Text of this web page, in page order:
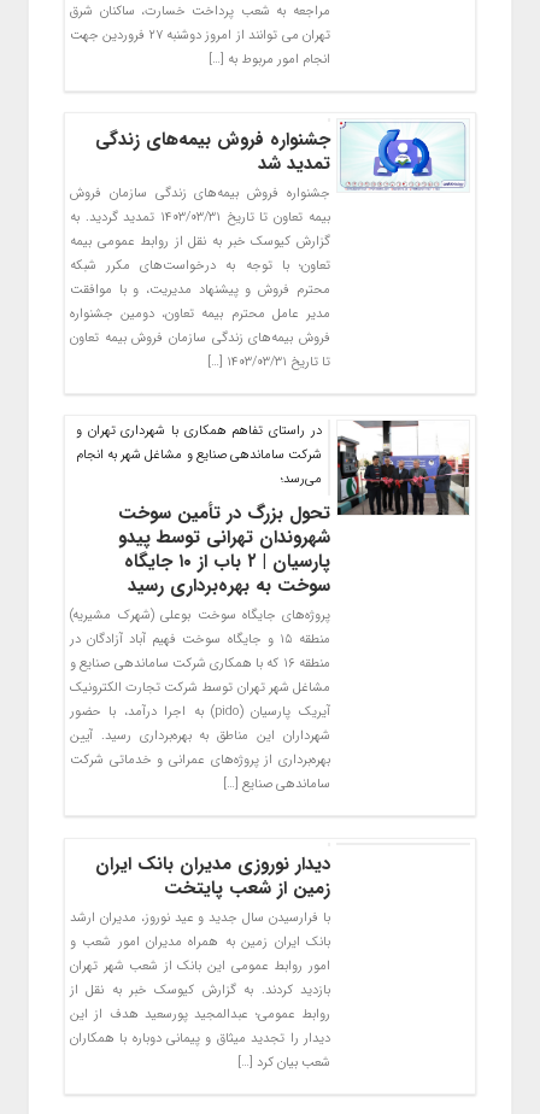
مراجعه به شعب پرداخت خسارت، ساکنان شرق
تهران می توانند از امروز دوشنبه ۲۷ فروردین جهت
انجام امور مربوط به […]
جشنواره فروش بیمه‌‌های زندگی
تمدید شد
جشنواره فروش بیمه‌های زندگی سازمان فروش
بیمه تعاون تا تاریخ ١۴٠٣/٠٣/٣١ تمدید گردید. به
گزارش کیوسک خبر به نقل از روابط عمومی بیمه
تعاون؛ با توجه به درخواست‌های مکرر شبکه
محترم فروش و پیشنهاد مدیریت، و با موافقت
مدیر عامل محترم بیمه تعاون، دومین جشنواره
فروش بیمه‌های زندگی سازمان فروش بیمه تعاون
تا تاریخ ١۴٠٣/٠٣/٣١ […]
در راستای تفاهم همکاری با شهرداری تهران و
شرکت ساماندهی صنایع و مشاغل شهر به انجام
می‌رسد؛
تحول بزرگ در تأمین سوخت
شهروندان تهرانی توسط پیدو
پارسیان | ۲ باب از ۱۰ جایگاه
سوخت به بهره‌برداری رسید
پروژه‌های جایگاه سوخت بوعلی (شهرک مشیریه)
منطقه ۱۵ و جایگاه سوخت فهیم آباد آزادگان در
منطقه ۱۶ که با همکاری شرکت ساماندهی صنایع و
مشاغل شهر تهران توسط شرکت تجارت الکترونیک
آیریک پارسیان (pido) به اجرا درآمد، با حضور
شهرداران این مناطق به بهره‌برداری رسید. آیین
بهره‌برداری از پروژه‌های عمرانی و خدماتی شرکت
ساماندهی صنایع […]
دیدار نوروزی مدیران بانک ایران
زمین از شعب پایتخت
با فرارسیدن سال جدید و عید نوروز، مدیران ارشد
بانک ایران زمین به همراه مدیران امور شعب و
امور روابط عمومی این بانک از شعب شهر تهران
بازدید کردند. به گزارش کیوسک خبر به نقل از
روابط عمومی؛ عبدالمجید پورسعید هدف از این
دیدار را تجدید میثاق و پیمانی دوباره با همکاران
شعب بیان کرد […]